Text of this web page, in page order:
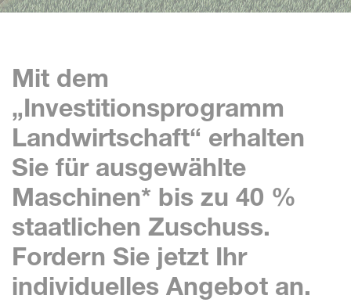
Mit dem
„Investitionsprogramm
Landwirtschaft“ erhalten
Sie für ausgewählte
Maschinen* bis zu 40 %
staatlichen Zuschuss.
Fordern Sie jetzt Ihr
individuelles Angebot an.